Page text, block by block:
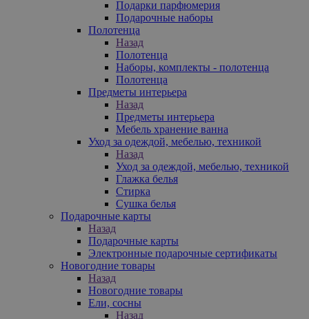
Подарки парфюмерия
Подарочные наборы
Полотенца
Назад
Полотенца
Наборы, комплекты - полотенца
Полотенца
Предметы интерьера
Назад
Предметы интерьера
Мебель хранение ванна
Уход за одеждой, мебелью, техникой
Назад
Уход за одеждой, мебелью, техникой
Глажка белья
Стирка
Сушка белья
Подарочные карты
Назад
Подарочные карты
Электронные подарочные сертификаты
Новогодние товары
Назад
Новогодние товары
Ели, сосны
Назад